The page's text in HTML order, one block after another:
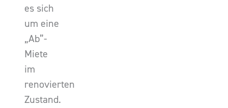
es sich
um eine
„Ab”-
Miete
im
renovierten
Zustand.